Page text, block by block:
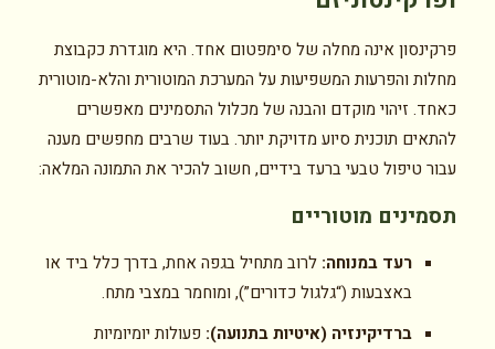
פרקינסון אינה מחלה של סימפטום אחד. היא מוגדרת כקבוצת
מחלות והפרעות המשפיעות על המערכת המוטורית והלא-מוטורית
כאחד. זיהוי מוקדם והבנה של מכלול התסמינים מאפשרים
להתאים תוכנית סיוע מדויקת יותר. בעוד שרבים מחפשים מענה
עבור טיפול טבעי ברעד בידיים, חשוב להכיר את התמונה המלאה:
תסמינים מוטוריים
רעד במנוחה: לרוב מתחיל בגפה אחת, בדרך כלל ביד או
באצבעות (“גלגול כדורים”), ומוחמר במצבי מתח.
ברדיקינזיה (איטיות בתנועה): פעולות יומיומיות